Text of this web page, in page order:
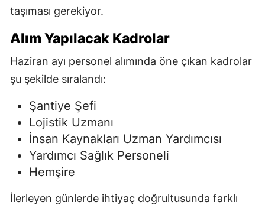
taşıması gerekiyor.
Alım Yapılacak Kadrolar
Haziran ayı personel alımında öne çıkan kadrolar
şu şekilde sıralandı:
Şantiye Şefi
Lojistik Uzmanı
İnsan Kaynakları Uzman Yardımcısı
Yardımcı Sağlık Personeli
Hemşire
İlerleyen günlerde ihtiyaç doğrultusunda farklı